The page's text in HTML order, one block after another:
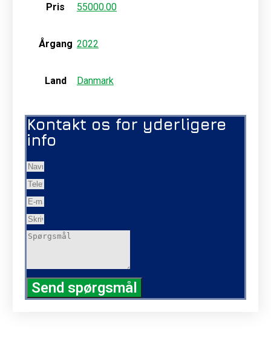
Pris 55000.00
Årgang 2022
Land Danmark
Kontakt os for yderligere
info
Send spørgsmål